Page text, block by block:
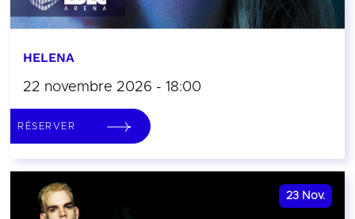
HELENA
22 novembre 2026 - 18:00
RÉSERVER
23 Nov.